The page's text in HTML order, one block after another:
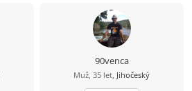
překážkou????
90venca
Muž, 35 let, Jihočeský